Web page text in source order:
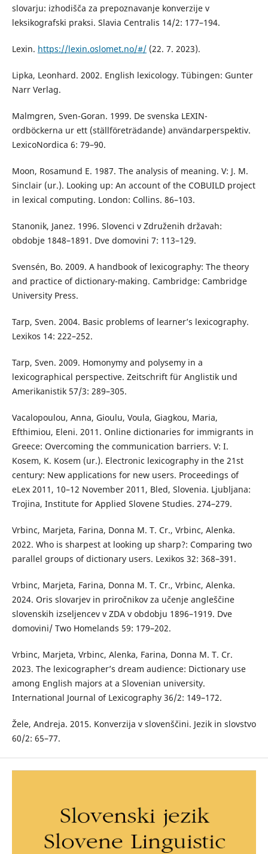
slovarju: izhodišča za prepoznavanje konverzije v
leksikografski praksi. Slavia Centralis 14/2: 177–194.
Lexin. https://lexin.oslomet.no/#/(22. 7. 2023).
Lipka, Leonhard. 2002. English lexicology. Tübingen: Gunter
Narr Verlag.
Malmgren, Sven-Goran. 1999. De svenska LEXIN-
ordböckerna ur ett (ställföreträdande) användarperspektiv.
LexicoNordica 6: 79–90.
Moon, Rosamund E. 1987. The analysis of meaning. V: J. M.
Sinclair (ur.). Looking up: An account of the COBUILD project
in lexical computing. London: Collins. 86–103.
Stanonik, Janez. 1996. Slovenci v Združenih državah:
obdobje 1848–1891. Dve domovini 7: 113–129.
Svensén, Bo. 2009. A handbook of lexicography: The theory
and practice of dictionary-making. Cambridge: Cambridge
University Press.
Tarp, Sven. 2004. Basic problems of learner’s lexicography.
Lexikos 14: 222–252.
Tarp, Sven. 2009. Homonymy and polysemy in a
lexicographical perspective. Zeitschrift für Anglistik und
Amerikanistik 57/3: 289–305.
Vacalopoulou, Anna, Gioulu, Voula, Giagkou, Maria,
Efthimiou, Eleni. 2011. Online dictionaries for immigrants in
Greece: Overcoming the communication barriers. V: I.
Kosem, K. Kosem (ur.). Electronic lexicography in the 21st
century: New applications for new users. Proceedings of
eLex 2011, 10–12 November 2011, Bled, Slovenia. Ljubljana:
Trojina, Institute for Applied Slovene Studies. 274–279.
Vrbinc, Marjeta, Farina, Donna M. T. Cr., Vrbinc, Alenka.
2022. Who is sharpest at looking up sharp?: Comparing two
parallel groups of dictionary users. Lexikos 32: 368–391.
Vrbinc, Marjeta, Farina, Donna M. T. Cr., Vrbinc, Alenka.
2024. Oris slovarjev in priročnikov za učenje angleščine
slovenskih izseljencev v ZDA v obdobju 1896–1919. Dve
domovini/ Two Homelands 59: 179–202.
Vrbinc, Marjeta, Vrbinc, Alenka, Farina, Donna M. T. Cr.
2023. The lexicographer’s dream audience: Dictionary use
among English majors at a Slovenian university.
International Journal of Lexicography 36/2: 149–172.
Žele, Andreja. 2015. Konverzija v slovenščini. Jezik in slovstvo
60/2: 65–77.